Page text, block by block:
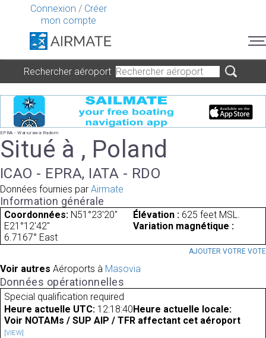
Connexion / Créer
mon compte
Rechercher aéroport
EPRA - Warszawa-Radom
Situé à , Poland
ICAO - EPRA, IATA - RDO
Données fournies par Airmate
Information générale
Coordonnées: N51°23'20"
E21°12'42"
Élévation : 625 feet MSL.
Variation magnétique :
6.7167° East
AJOUTER VOTRE VOTE
Voir autres Aéroports à Masovia
Données opérationnelles
Special qualification required
Heure actuelle UTC: 12:18:40 Heure actuelle locale:
Voir NOTAMs / SUP AIP / TFR affectant cet aéroport
[VIEW]